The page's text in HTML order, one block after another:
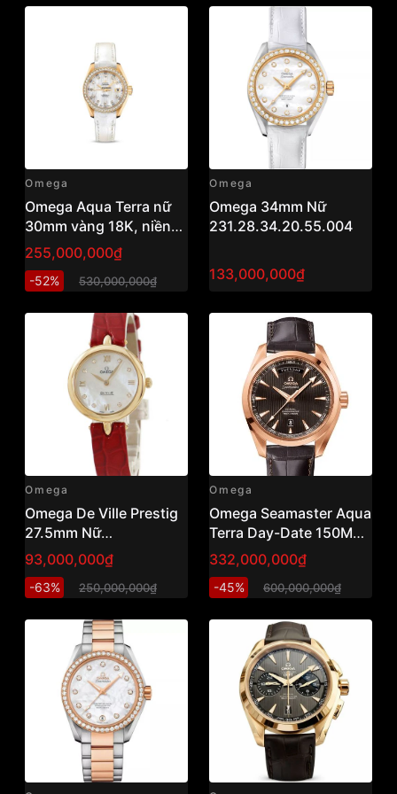
Omega
Omega Aqua Terra nữ
30mm vàng 18K, niềng
& cọc kim cương zin,
mặt MOP, máy Cal.8521
trữ cót 50h. Hàng new
255,000,000₫
-52% 530,000,000₫
Omega
Omega 34mm Nữ
231.28.34.20.55.004
133,000,000₫
Omega
Omega De Ville Prestig
27.5mm Nữ
424.53.27.60.55.001
Vàng Khối , Kim Cương
93,000,000₫
-63% 250,000,000₫
Omega
Omega Seamaster Aqua
Terra Day-Date 150M
41.5mm
231.53.42.22.06.001 –
Full Gold 18K – Brand
332,000,000₫
-45% 600,000,000₫